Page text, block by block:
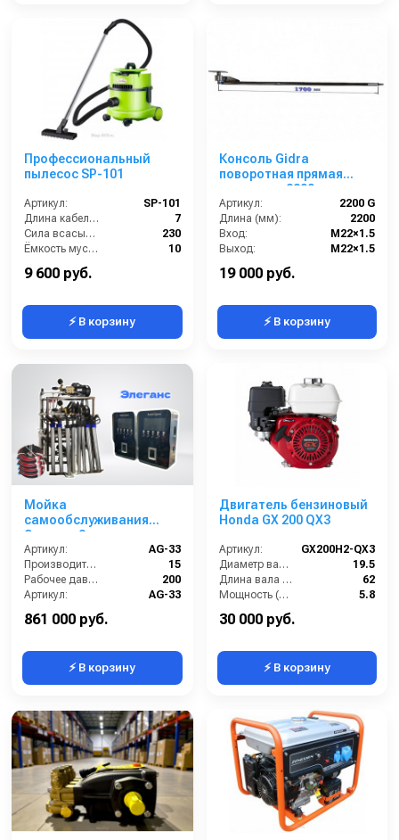
Профессиональный
пылесос SP-101
Артикул:
SP-101
Длина кабеля (м):
7
Сила всасывания (мбар):
230
Ёмкость мусоросборника (л):
10
9 600 руб.
⚡ В корзину
Консоль Gidra
поворотная прямая
стандарт, 2200 мм
Артикул:
2200 G
Длина (мм):
2200
Вход:
M22×1.5
Выход:
M22×1.5
19 000 руб.
⚡ В корзину
Мойка
самообслуживания
Элеганс 3 поста
Артикул:
AG-33
Производительность (л/мин):
15
Рабочее давление (бар):
200
Артикул:
AG-33
861 000 руб.
⚡ В корзину
Двигатель бензиновый
Honda GX 200 QX3
Артикул:
GX200H2-QX3
Диаметр вала (мм):
19.5
Длина вала (мм):
62
Мощность (л/с):
5.8
Объем двигателя (см3):
30 000 руб.
⚡ В корзину